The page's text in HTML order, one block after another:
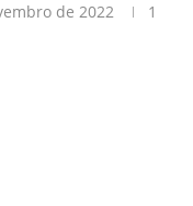
de 2022
1